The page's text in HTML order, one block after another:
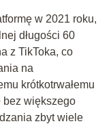
w 2021 roku,
długości 60
z TikToka, co
na
krótkotrwałemu
bez większego
zbyt wiele